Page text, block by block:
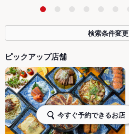
検索条件変更
ピックアップ店舗
今すぐ予約できるお店